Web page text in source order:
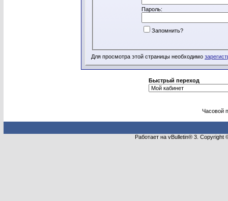
Пароль:
Запомнить?
Для просмотра этой страницы необходимо
Быстрый переход
Часовой
Работает на vBulletin® 3.